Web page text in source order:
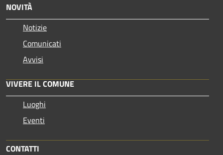
NOVITÀ
Notizie
Comunicati
Avvisi
VIVERE IL COMUNE
Luoghi
Eventi
CONTATTI